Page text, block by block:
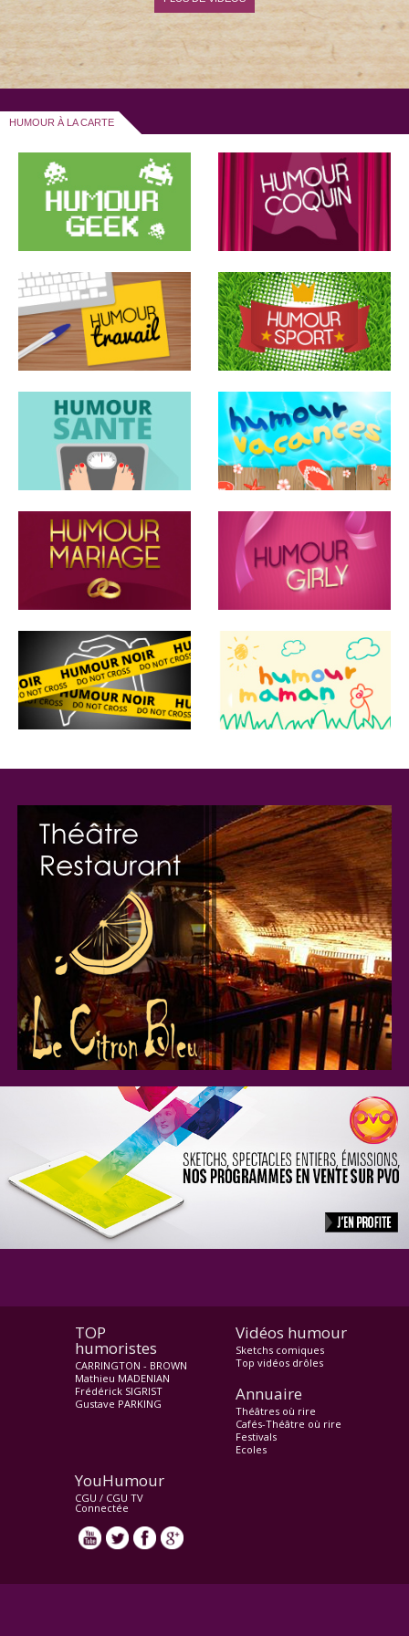
HUMOUR À LA CARTE
TOP
humoristes
CARRINGTON - BROWN
Mathieu MADENIAN
Frédérick SIGRIST
Gustave PARKING
Vidéos humour
Sketchs comiques
Top vidéos drôles
Annuaire
Théâtres où rire
Cafés-Théâtre où rire
Festivals
Ecoles
YouHumour
CGU / CGU TV
Connectée